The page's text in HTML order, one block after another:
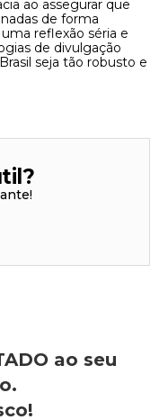
ao assegurar que
de forma
reflexão séria e
de divulgação
seja tão robusto e
ao seu